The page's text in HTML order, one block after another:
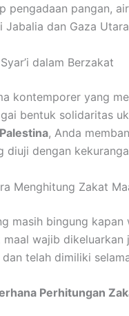
pengadaan pangan,
dan Gaza
dalam Berzakat
kontemporer yang
bentuk solidaritas
, Anda
diuji dengan
Menghitung Zakat
masih bingung
wajib
telah dimiliki
Perhitungan